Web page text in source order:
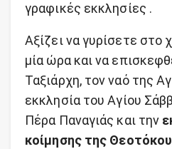
γραφικές εκκλησίες .
Αξίζει να γυρίσετε στο
μία ώρα και να
Ταξιάρχη, τον ναό της
εκκλησία του Αγίου
Πέρα Παναγιάς και την
κοίμησης της Θεοτόκου